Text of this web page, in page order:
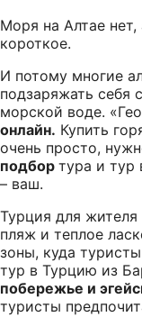
Моря на Алтае нет,
короткое.
И потому многие
подзаряжать себя
морской воде.
онлайн. Купить
очень просто,
подбор тура и тур
– ваш.
Турция для
пляж и теплое
зоны, куда
тур в Турцию из
побережье и
туристы